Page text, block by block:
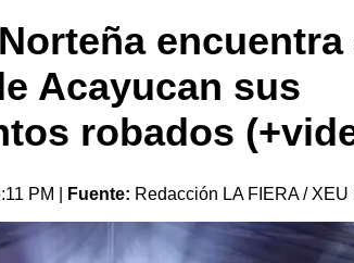
encuentra
Acayucan sus
robados
PM | Fuente: Redacción LA FIERA / XEU